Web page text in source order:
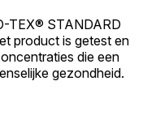
TEX® STANDARD
product is getest en
die een
gezondheid.